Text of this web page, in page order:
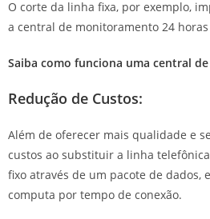
O corte da linha fixa, por exemplo,
a central de monitoramento 24 horas
Saiba como funciona uma central
Redução de Custos:
Além de oferecer mais qualidade e
custos ao substituir a linha
fixo através de um pacote de dados,
computa por tempo de conexão.